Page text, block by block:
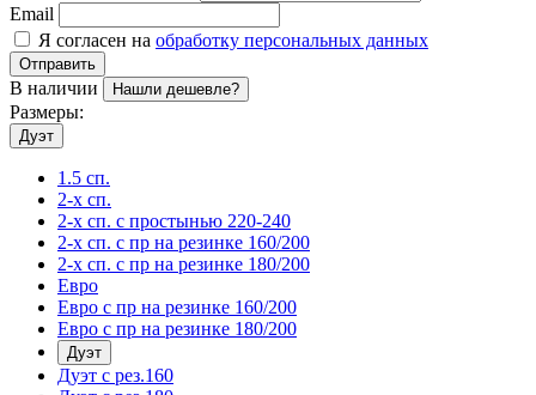
Email
Я согласен на обработку персональных данных
Отправить
В наличии Нашли дешевле?
Размеры:
Дуэт
1.5 сп.
2-х сп.
2-х сп. с простынью 220-240
2-х сп. с пр на резинке 160/200
2-х сп. с пр на резинке 180/200
Евро
Евро с пр на резинке 160/200
Евро с пр на резинке 180/200
Дуэт
Дуэт с рез.160